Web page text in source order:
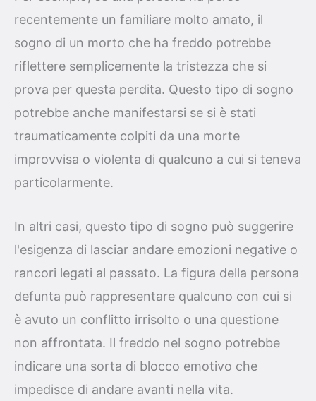
recentemente un familiare molto amato, il
sogno di un morto che ha freddo potrebbe
riflettere semplicemente la tristezza che si
prova per questa perdita. Questo tipo di sogno
potrebbe anche manifestarsi se si è stati
traumaticamente colpiti da una morte
improvvisa o violenta di qualcuno a cui si teneva
particolarmente.
In altri casi, questo tipo di sogno può suggerire
l'esigenza di lasciar andare emozioni negative o
rancori legati al passato. La figura della persona
defunta può rappresentare qualcuno con cui si
è avuto un conflitto irrisolto o una questione
non affrontata. Il freddo nel sogno potrebbe
indicare una sorta di blocco emotivo che
impedisce di andare avanti nella vita.